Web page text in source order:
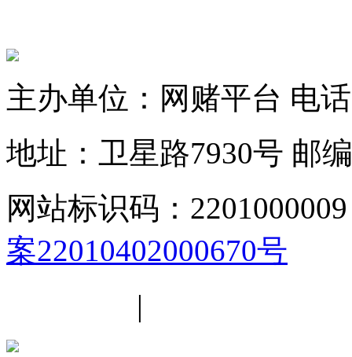
主办单位：网赌平台 电
地址：卫星路7930号 邮
网站标识码：2201000009
案22010402000670号
|